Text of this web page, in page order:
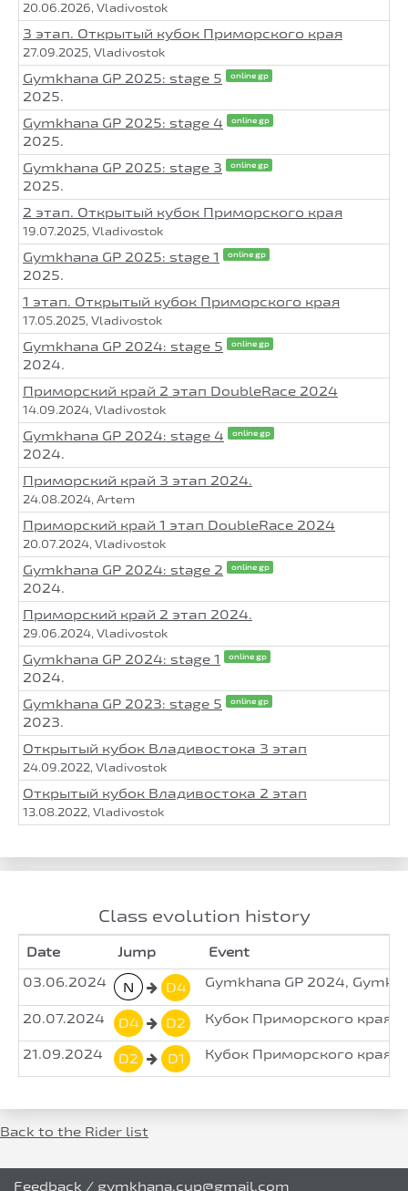
20.06.2026, Vladivostok
3 этап. Открытый кубок Приморского края
27.09.2025, Vladivostok
Gymkhana GP 2025: stage 5 online gp
2025.
Gymkhana GP 2025: stage 4
online gp
2025.
Gymkhana GP 2025: stage 3
online gp
2025.
2 этап. Открытый кубок Приморского края
19.07.2025, Vladivostok
Gymkhana GP 2025: stage 1 online gp
2025.
1 этап. Открытый кубок Приморского края
17.05.2025, Vladivostok
Gymkhana GP 2024: stage 5 online gp
2024.
Приморский край 2 этап DoubleRace 2024
14.09.2024, Vladivostok
Gymkhana GP 2024: stage 4 online gp
2024.
Приморский край 3 этап 2024.
24.08.2024, Artem
Приморский край 1 этап DoubleRace 2024
20.07.2024, Vladivostok
Gymkhana GP 2024: stage 2 online gp
2024.
Приморский край 2 этап 2024.
29.06.2024, Vladivostok
Gymkhana GP 2024: stage 1 online gp
2024.
Gymkhana GP 2023: stage 5
online gp
2023.
Открытый кубок Владивостока 3 этап
24.09.2022, Vladivostok
Открытый кубок Владивостока 2 этап
13.08.2022, Vladivostok
Class evolution history
Date Jump
Event
03.06.2024
N D4 Gymkhana GP 2024,
20.07.2024 D4 D2 Кубок Приморского края
21.09.2024 D2 D1 Кубок Приморского края
Back to the Rider list
Feedback / gymkhana.cup@gmail.com